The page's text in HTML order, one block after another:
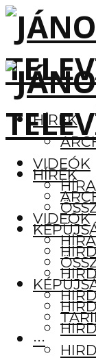
HÍREK
VIDEÓK
···
HÍREK
VIDEÓK